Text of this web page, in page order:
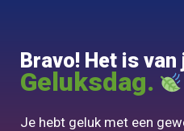
10% aangeboden voor 50€
Bravo! Het is van
Geluksdag.
Je hebt geluk met een